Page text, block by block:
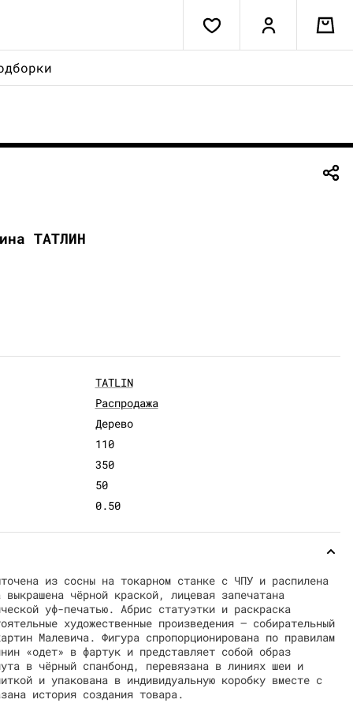
ТАТЛИН
TATLIN
Распродажа
Дерево
110
350
50
0.50
из сосны на токарном станке с ЧПУ и распилена
чёрной краской, лицевая запечатана
уф-печатью. Абрис статуэтки и раскраска
художественные произведения — собирательный
Малевича. Фигура спропорционирована по правилам
«одет» в фартук и представляет собой образ
в чёрный спанбонд, перевязана в линиях шеи и
и упакована в индивидуальную коробку вместе с
история создания товара.